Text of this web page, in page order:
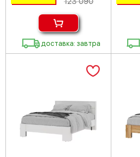
доставка: завтра